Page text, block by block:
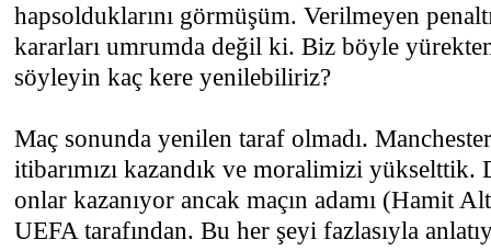
hapsolduklarını görmüşüm. Verilmeyen
kararları umrumda değil ki. Biz böyle yürekten
söyleyin kaç kere yenilebiliriz?
Maç sonunda yenilen taraf olmadı.
itibarımızı kazandık ve moralimizi
onlar kazanıyor ancak maçın adamı (Hamit
UEFA tarafından. Bu her şeyi fazlasıyla